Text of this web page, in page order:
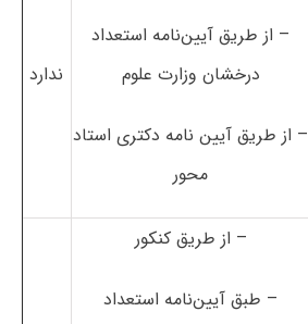
– از طریق آیین‌نامه استعداد
درخشان وزارت علوم
– از طریق آیین نامه دکتری استاد
محور
ندارد
– از طریق کنکور
– طبق آیین‌نامه استعداد